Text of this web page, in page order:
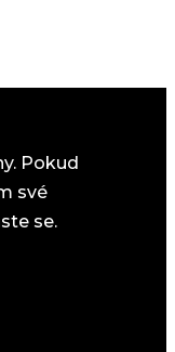
Pokud
své
se.